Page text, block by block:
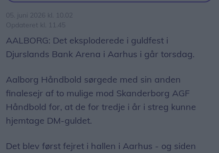
05. juni 2026 kl. 10.02
Opdateret kl. 11.45
AALBORG: Det eksploderede i guldfest i
Djurslands Bank Arena i Aarhus i går torsdag.
Aalborg Håndbold sørgede med sin anden
finalesejr af to mulige mod Skanderborg AGF
Håndbold for, at de for tredje i år i streg kunne
hjemtage DM-guldet.
Det blev først fejret i hallen i Aarhus - og siden